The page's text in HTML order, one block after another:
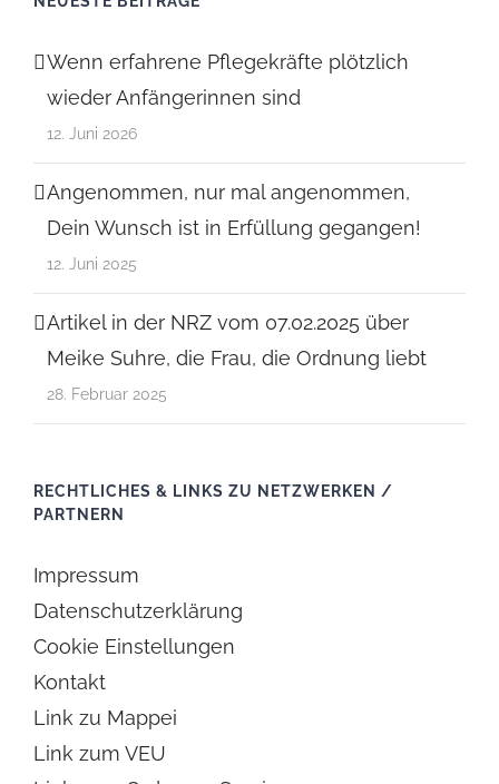
Wenn erfahrene Pflegekräfte plötzlich
wieder Anfängerinnen sind
12. Juni 2026
Angenommen, nur mal angenommen,
Dein Wunsch ist in Erfüllung gegangen!
12. Juni 2025
Artikel in der NRZ vom 07.02.2025 über
Meike Suhre, die Frau, die Ordnung liebt
28. Februar 2025
RECHTLICHES & LINKS ZU NETZWERKEN /
PARTNERN
Impressum
Datenschutzerklärung
Cookie Einstellungen
Kontakt
Link zu Mappei
Link zum VEU